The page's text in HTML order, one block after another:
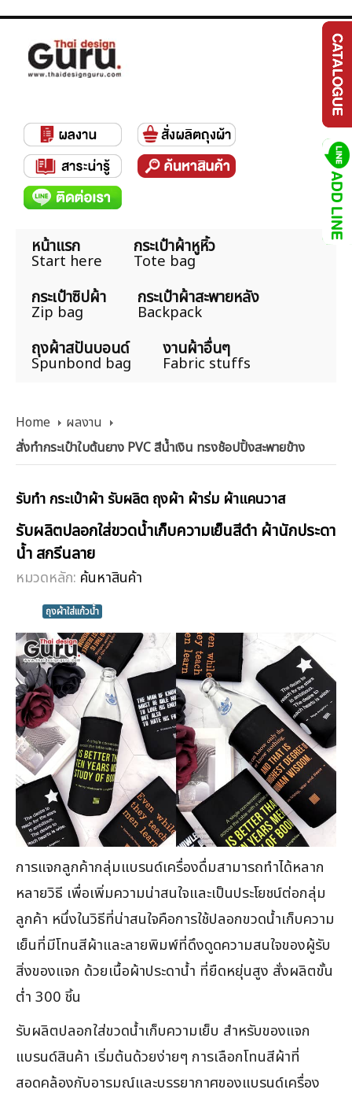
หน้าแรก
Start here
กระเป๋าผ้าหูหิ้ว
Tote bag
กระเป๋าซิปผ้า
Zip bag
กระเป๋าผ้าสะพายหลัง
Backpack
ถุงผ้าสปันบอนด์
Spunbond bag
งานผ้าอื่นๆ
Fabric stuffs
Home
ผลงาน
สั่งทำกระเป๋าใบต้นยาง PVC สีน้ำเงิน ทรงช้อปปิ้งสะพายข้าง
รับทำ กระเป๋าผ้า รับผลิต ถุงผ้า ผ้าร่ม ผ้าแคนวาส
รับผลิตปลอกใส่ขวดน้ำเก็บความเย็นสีดำ ผ้านักประดา
น้ำ สกรีนลาย
หมวดหลัก: ค้นหาสินค้า
ถุงผ้าใส่แก้วน้ำ
การแจกลูกค้ากลุ่มแบรนด์เครื่องดื่มสามารถทำได้หลาก
หลายวิธี เพื่อเพิ่มความน่าสนใจและเป็นประโยชน์ต่อกลุ่ม
ลูกค้า หนึ่งในวิธีที่น่าสนใจคือการใช้ปลอกขวดน้ำเก็บความ
เย็นที่มีโทนสีผ้าและลายพิมพ์ที่ดึงดูดความสนใจของผู้รับ
สิ่งของแจก ด้วยเนื้อผ้าประดาน้ำ ที่ยืดหยุ่นสูง สั่งผลิตขั้น
ต่ำ 300 ชิ้น
รับผลิตปลอกใส่ขวดน้ำเก็บความเย็บ สำหรับของแจก
แบรนด์สินค้า เริ่มต้นด้วยง่ายๆ การเลือกโทนสีผ้าที่
สอดคล้องกับอารมณ์และบรรยากาศของแบรนด์เครื่อง